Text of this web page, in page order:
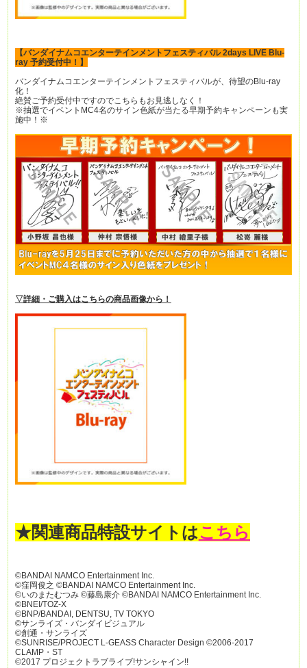
【バンダイナムコエンターテインメントフェスティバル 2days LIVE Blu-
ray 予約受付中！】
バンダイナムコエンターテインメントフェスティバルが、待望のBlu-ray
化！
絶賛ご予約受付中ですのでこちらもお見逃しなく！
※抽選でイベントMC4名のサイン色紙が当たる早期予約キャンペーンも実
施中！※
▽詳細・ご購入はこちらの商品画像から！
★関連商品特設サイトはこちら
©BANDAI NAMCO Entertainment Inc.
©窪岡俊之 ©BANDAI NAMCO Entertainment Inc.
©いのまたむつみ ©藤島康介 ©BANDAI NAMCO Entertainment Inc.
©BNEI/TOZ-X
©BNP/BANDAI, DENTSU, TV TOKYO
©サンライズ・バンダイビジュアル
©創通・サンライズ
©SUNRISE/PROJECT L-GEASS Character Design ©2006-2017
CLAMP・ST
©2017 プロジェクトラブライブ!サンシャイン!!